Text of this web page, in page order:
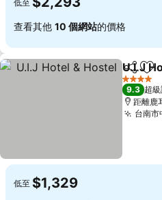
低至
查看其他 10 個網站的價格
分享 加
U.I.J
4 星級
9.3 超
距離鹿
台南市
低至 $1,329